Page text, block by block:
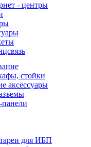
- центры
стойки
аксессуары
панели
для ИБП